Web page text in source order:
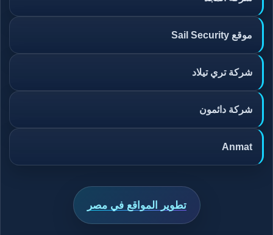
موقع Sail Security
شركة تري تيلاد
شركة دائمون
Anmat
تطوير المواقع في مصر